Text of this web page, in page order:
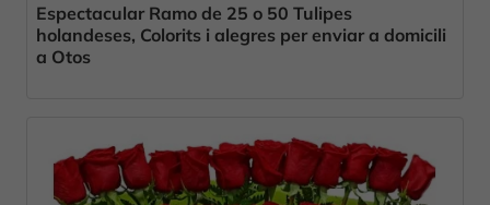
Espectacular Ramo de 25 o 50 Tulipes
holandeses, Colorits i alegres per enviar a domicili
a Otos